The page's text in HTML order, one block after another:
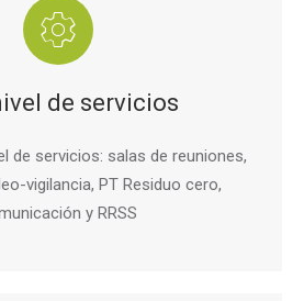
de servicios
de servicios: salas de reuniones,
vigilancia, PT Residuo cero,
y RRSS